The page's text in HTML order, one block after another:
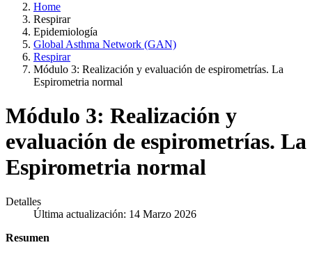
Home
Respirar
Epidemiología
Global Asthma Network (GAN)
Respirar
Módulo 3: Realización y evaluación de espirometrías. La
Espirometria normal
Módulo 3: Realización y
evaluación de espirometrías. La
Espirometria normal
Detalles
Última actualización: 14 Marzo 2026
Resumen